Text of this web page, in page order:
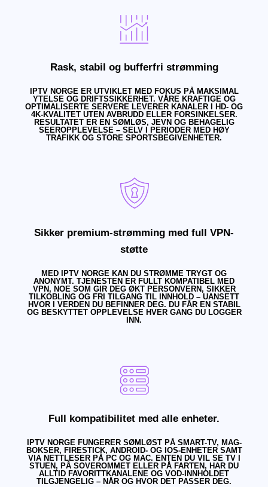
Rask, stabil og bufferfri strømming
IPTV NORGE ER UTVIKLET MED FOKUS PÅ MAKSIMAL
YTELSE OG DRIFTSSIKKERHET. VÅRE KRAFTIGE OG
OPTIMALISERTE SERVERE LEVERER KANALER I HD- OG
4K-KVALITET UTEN AVBRUDD ELLER FORSINKELSER.
RESULTATET ER EN SØMLØS, JEVN OG BEHAGELIG
SEEROPPLEVELSE – SELV I PERIODER MED HØY
TRAFIKK OG STORE SPORTSBEGIVENHETER.
Sikker premium-strømming med full VPN-
støtte
MED IPTV NORGE KAN DU STRØMME TRYGT OG
ANONYMT. TJENESTEN ER FULLT KOMPATIBEL MED
VPN, NOE SOM GIR DEG ØKT PERSONVERN, SIKKER
TILKOBLING OG FRI TILGANG TIL INNHOLD – UANSETT
HVOR I VERDEN DU BEFINNER DEG. DU FÅR EN STABIL
OG BESKYTTET OPPLEVELSE HVER GANG DU LOGGER
INN.
Full kompatibilitet med alle enheter.
IPTV NORGE FUNGERER SØMLØST PÅ SMART-TV, MAG-
BOKSER, FIRESTICK, ANDROID- OG IOS-ENHETER SAMT
VIA NETTLESER PÅ PC OG MAC. ENTEN DU VIL SE TV I
STUEN, PÅ SOVEROMMET ELLER PÅ FARTEN, HAR DU
ALLTID FAVORITTKANALENE OG VOD-INNHOLDET
TILGJENGELIG – NÅR OG HVOR DET PASSER DEG.